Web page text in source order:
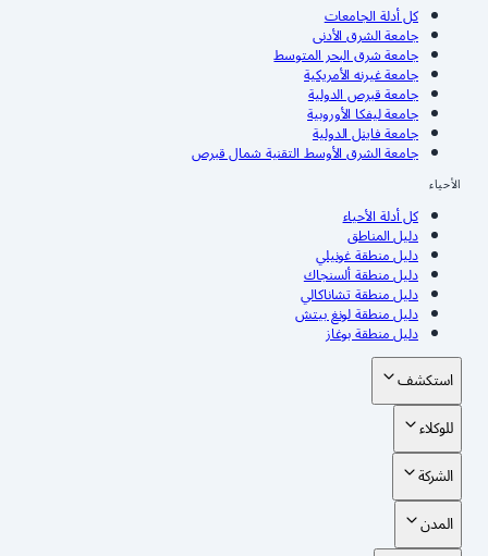
كل أدلة الجامعات
جامعة الشرق الأدنى
جامعة شرق البحر المتوسط
جامعة غيرنه الأمريكية
جامعة قبرص الدولية
جامعة ليفكا الأوروبية
جامعة فاينل الدولية
جامعة الشرق الأوسط التقنية شمال قبرص
الأحياء
كل أدلة الأحياء
دليل المناطق
دليل منطقة غونيلي
دليل منطقة ألسنجاك
دليل منطقة تشاناكالي
دليل منطقة لونغ بيتش
دليل منطقة بوغاز
استكشف
للوكلاء
الشركة
المدن